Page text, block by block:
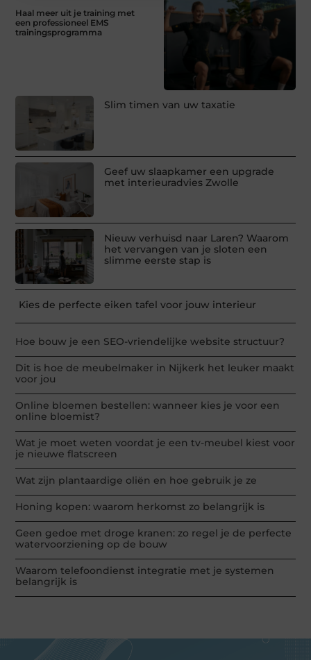
Haal meer uit je training met
een professioneel EMS
trainingsprogramma
Slim timen van uw taxatie
Geef uw slaapkamer een upgrade
met interieuradvies Zwolle
Nieuw verhuisd naar Laren? Waarom
het vervangen van je sloten een
slimme eerste stap is
Kies de perfecte eiken tafel voor jouw interieur
Hoe bouw je een SEO-vriendelijke website structuur?
Dit is hoe de meubelmaker in Nijkerk het leuker maakt
voor jou
Online bloemen bestellen: wanneer kies je voor een
online bloemist?
Wat je moet weten voordat je een tv-meubel kiest voor
je nieuwe flatscreen
Wat zijn plantaardige oliën en hoe gebruik je ze
Honing kopen: waarom herkomst zo belangrijk is
Geen gedoe met droge kranen: zo regel je de perfecte
watervoorziening op de bouw
Waarom telefoondienst integratie met je systemen
belangrijk is